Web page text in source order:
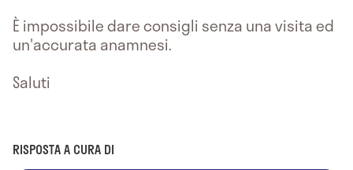
È impossibile dare consigli senza una visita ed
un'accurata anamnesi.
Saluti
RISPOSTA A CURA DI